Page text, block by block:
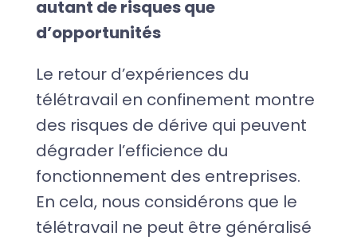
autant de risques que
d’opportunités
Le retour d’expériences du
télétravail en confinement montre
des risques de dérive qui peuvent
dégrader l’efficience du
fonctionnement des entreprises.
En cela, nous considérons que le
télétravail ne peut être généralisé